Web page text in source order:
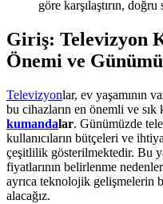
göre karşılaştırın, doğru
Giriş: Televizyon
Önemi ve
Televizyonlar, ev yaşamının
bu cihazların en önemli ve sık
kumandalar. Günümüzde
kullanıcıların bütçeleri ve
çeşitlilik gösterilmektedir. Bu
fiyatlarının belirlenme
ayrıca teknolojik gelişmelerin
alacağız.